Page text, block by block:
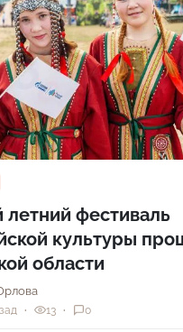
фестиваль
культуры
области
13 0